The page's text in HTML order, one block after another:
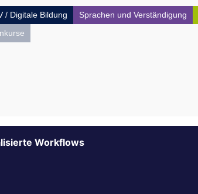
/ Digitale Bildung Sprachen und Verständigung
Workflows